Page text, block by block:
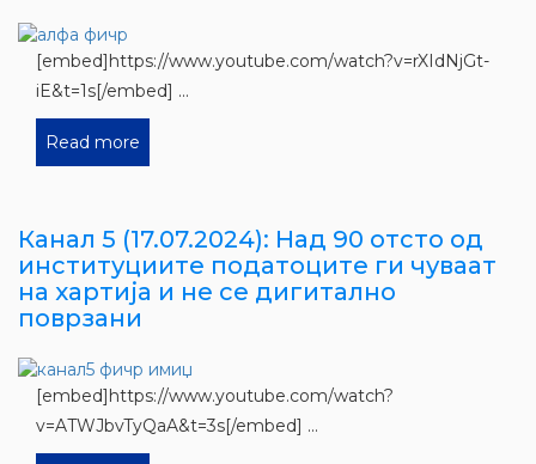
[embed]https://www.youtube.com/watch?v=rXIdNjGt-
iE&t=1s[/embed] ...
Read more
Канал 5 (17.07.2024): Над 90 отсто од
институциите податоците ги чуваат
на хартија и не се дигитално
поврзани
[embed]https://www.youtube.com/watch?
v=ATWJbvTyQaA&t=3s[/embed] ...